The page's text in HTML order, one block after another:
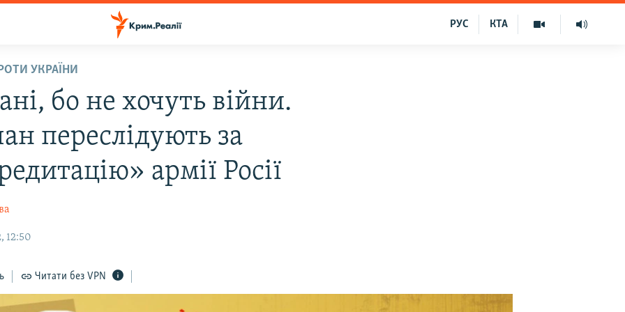
КТА
РУС
УКРАЇНИ
бо не хочуть війни.
переслідують за
армії Росії
12:50
Читати без VPN